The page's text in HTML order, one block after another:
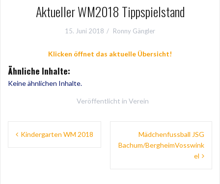
Aktueller WM2018 Tippspielstand
15. Juni 2018 Ronny Gängler
Klicken öffnet das aktuelle Übersicht!
Ähnliche Inhalte:
Keine ähnlichen Inhalte.
Veröffentlicht in Verein
Beitragsnavigation
Kindergarten WM 2018
Mädchenfussball JSG
Bachum/BergheimVosswink
el